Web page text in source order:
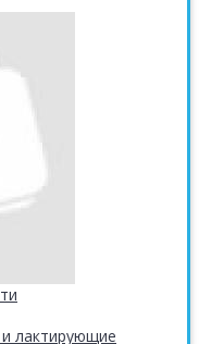
лактирующие